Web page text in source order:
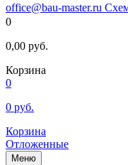
office@bau-master.ru
0
0,00 руб.
Корзина
0
0 руб.
Корзина
Отложенные
Меню